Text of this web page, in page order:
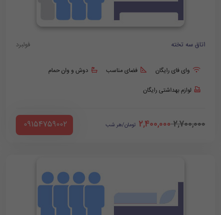
اتاق سه تخته فولبرد
وای فای رایگان فضای مناسب دوش و وان حمام
لوازم بهداشتی رایگان
2,700,000
2,400,000 تومان/هر شب ‪ 09154759002